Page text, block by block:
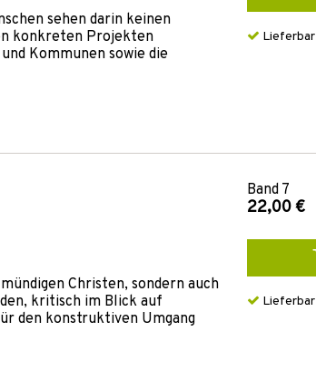
sehen darin keinen
konkreten Projekten
Kommunen sowie die
Lieferbar
Christen, sondern auch
kritisch im Blick auf
den konstruktiven Umgang
Band 7
22,00 €
Lieferbar